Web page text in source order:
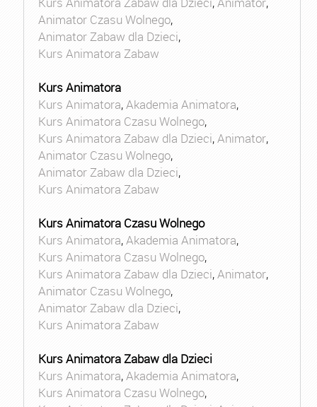
Animator Czasu Wolnego,
Animator Zabaw dla Dzieci,
Kurs Animatora Zabaw
Kurs Animatora
Kurs Animatora,Akademia Animatora,
Kurs Animatora Czasu Wolnego,
Kurs Animatora Zabaw dla Dzieci,Animator,
Animator Czasu Wolnego,
Animator Zabaw dla Dzieci,
Kurs Animatora Zabaw
Kurs Animatora Czasu Wolnego
Kurs Animatora,Akademia Animatora,
Kurs Animatora Czasu Wolnego,
Kurs Animatora Zabaw dla Dzieci,Animator,
Animator Czasu Wolnego,
Animator Zabaw dla Dzieci,
Kurs Animatora Zabaw
Kurs Animatora Zabaw dla Dzieci
Kurs Animatora,Akademia Animatora,
Kurs Animatora Czasu Wolnego,